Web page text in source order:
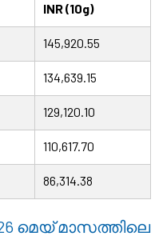
INR (10g)
145,920.55
134,639.15
129,120.10
110,617.70
86,314.38
മെയ് മാസത്തിലെ